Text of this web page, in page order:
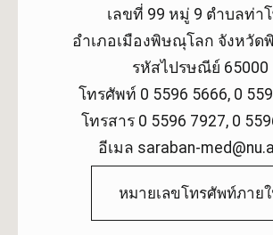
เลขที่ 99 หมู่ 9 ตำบลท่า
อำเภอเมืองพิษณุโลก จังหวั
รหัสไปรษณีย์ 65000
โทรศัพท์ 0 5596 5666, 0
โทรสาร 0 5596 7927, 0
อีเมล saraban-
หมายเลขโทรศัพท์ภาย